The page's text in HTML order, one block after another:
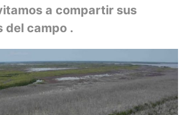
a compartir sus
del campo .